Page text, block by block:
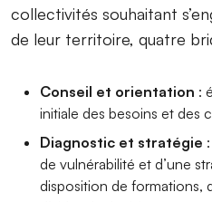
collectivités souhaitant
de leur territoire, quatre
Conseil et orientation :
initiale des besoins et des
Diagnostic et stratégie
de vulnérabilité et d’une
disposition de formations,